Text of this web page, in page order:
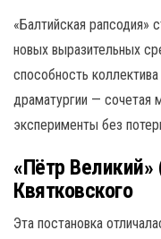
«Балтийская рапсодия»
новых выразительных
способность
драматургии — сочетая
эксперименты без
«Пётр
Квятковского
Эта постановка